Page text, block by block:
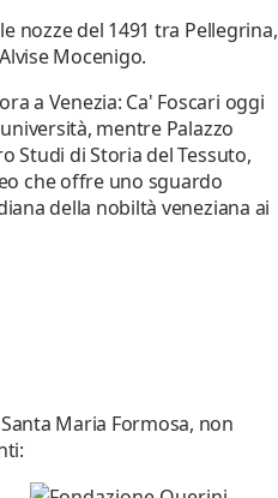
nozze del 1491 tra Pellegrina,
Mocenigo.
a Venezia: Ca' Foscari oggi
mentre Palazzo
Studi di Storia del Tessuto,
che offre uno sguardo
della nobiltà veneziana ai
Maria Formosa, non